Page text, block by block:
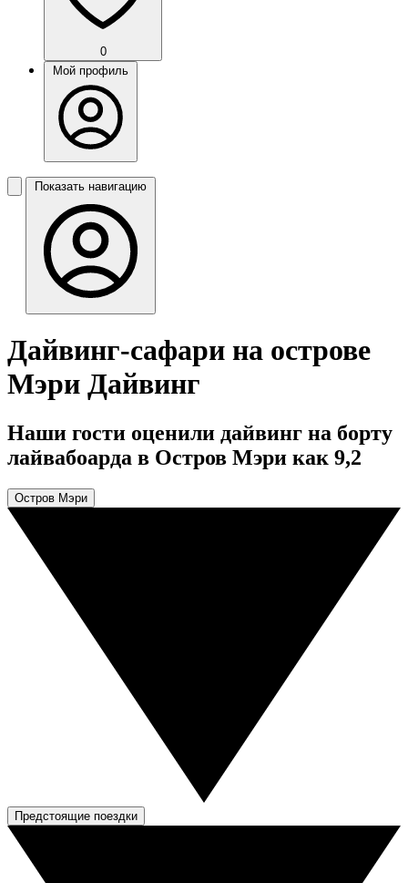
0
Мой профиль
Показать навигацию
Дайвинг-сафари на острове
Мэри Дайвинг
Наши гости оценили дайвинг на борту
лайвабоарда в Остров Мэри как 9,2
Остров Мэри
Предстоящие поездки